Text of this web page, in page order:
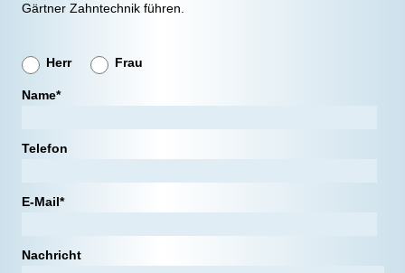
Gärtner Zahntechnik führen.
Herr Frau
Name*
Telefon
E-Mail*
Nachricht